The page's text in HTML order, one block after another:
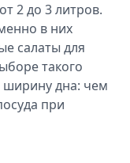
2 до 3 литров.
в них
салаты для
такого
дна: чем
при